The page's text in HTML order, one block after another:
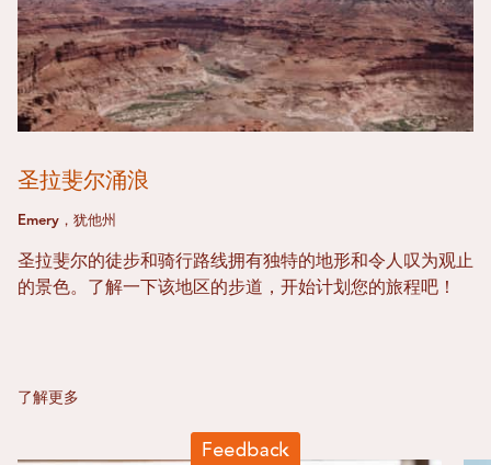
圣拉斐尔涌浪
Emery，犹他州
圣拉斐尔的徒步和骑行路线拥有独特的地形和令人叹为观止
的景色。了解一下该地区的步道，开始计划您的旅程吧！
了解更多